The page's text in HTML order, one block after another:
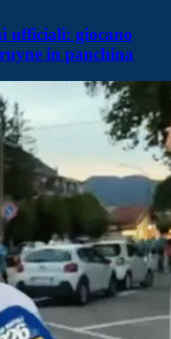
ufficiali: giocano
in panchina